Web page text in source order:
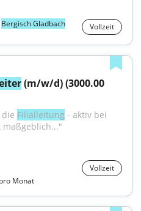
Bergisch Gladbach Vollzeit
(m/w/d) (3000.00
Filialleitung - aktiv bei
Vollzeit
Monat